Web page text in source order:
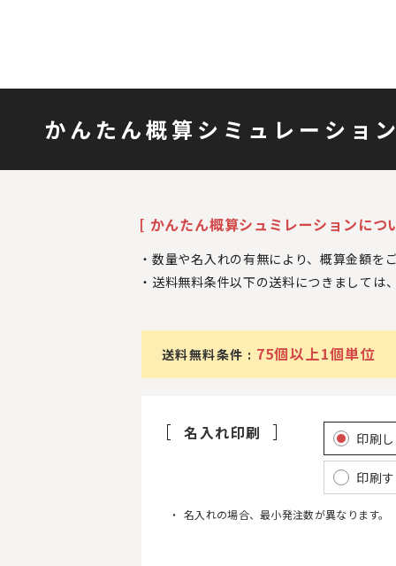
かんたん概算シミュレーション
[ かんたん概算シュミレーションにつ
数量や名入れの有無により、概算金額を
送料無料条件以下の送料につきましては
送料無料条件 : 75個以上1個単位
名入れ印刷 印刷
印刷
名入れの場合、最小発注数が異なります。